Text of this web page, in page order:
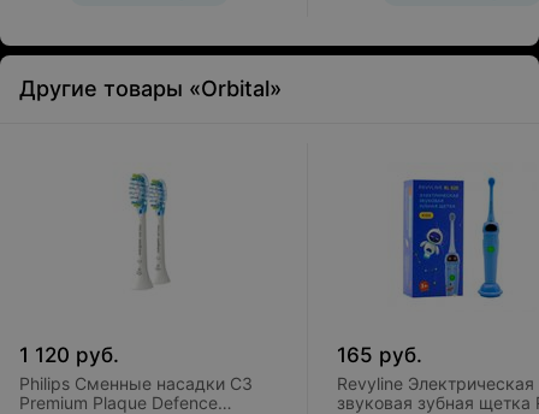
Другие товары «Orbital»
1 120 руб.
Philips Сменные насадки C3
Premium Plaque Defence
165 руб.
Revyline Электрическая
звуковая зубная щетка